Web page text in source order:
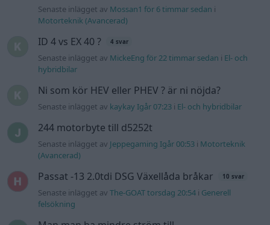
Senaste inlägget av Mossan1 för 6 timmar sedan i
Motorteknik (Avancerad)
ID 4 vs EX 40 ? 4 svar
Senaste inlägget av MickeEng för 22 timmar sedan i El- och
hybridbilar
Ni som kör HEV eller PHEV ? är ni nöjda?
Senaste inlägget av kaykay Igår 07:23 i El- och hybridbilar
244 motorbyte till d5252t
Senaste inlägget av Jeppegaming Igår 00:53 i Motorteknik
(Avancerad)
Passat -13 2.0tdi DSG Växellåda bråkar 10 svar
Senaste inlägget avThe-GOAT torsdag 20:54 i Generell
felsökning